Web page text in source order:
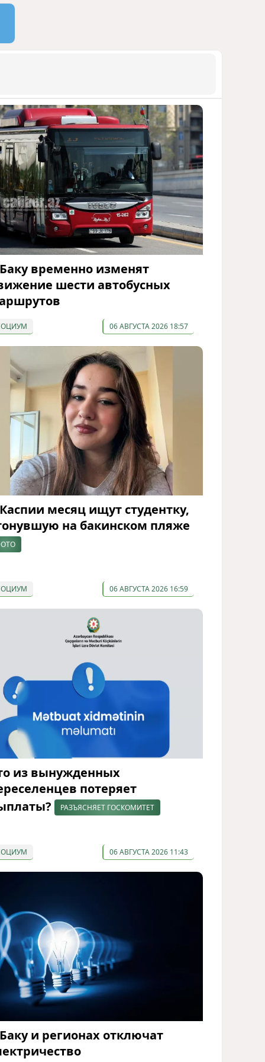
временно изменят
шести автобусных
06 АВГУСТА 2026 18:57
месяц ищут студентку,
на бакинском пляже
06 АВГУСТА 2026 16:59
из вынужденных
потеряет
РАЗЪЯСНЯЕТ ГОСКОМИТЕТ
06 АВГУСТА 2026 11:43
и регионах отключат